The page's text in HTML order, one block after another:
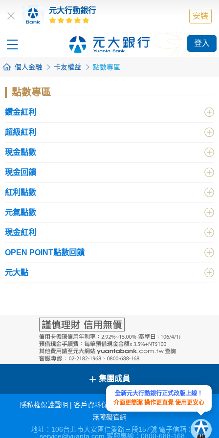
元大行動銀行
安裝
登入
個人金融 卡友權益 點數專區
點數專區
鑽金紅利
超級紅利
現金點數
現金回饋
紅利點數
元氣點數
現金紅利
OPEN POINT點數回饋
元大點
+ 集團成員
隱私權保護聲明 | 客戶資料保密措施|宣導連結|網站導覽|
無障礙官網
地址：106台北市大安區仁愛路三段157號 電子信箱：
service@yuanta.com 客服專線：0800-688-168
全新元大行動銀行正式改版上線！
介面更簡潔 操作更直覺 使用更安心